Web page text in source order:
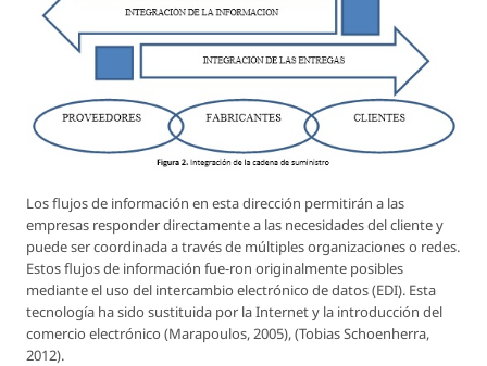
Los flujos de información en esta dirección permitirán a las
empresas responder directamente a las necesidades del cliente y
puede ser coordinada a través de múltiples organizaciones o redes.
Estos flujos de información fue-ron originalmente posibles
mediante el uso del intercambio electrónico de datos (EDI). Esta
tecnología ha sido sustituida por la Internet y la introducción del
comercio electrónico (Marapoulos, 2005), (Tobias Schoenherra,
2012).